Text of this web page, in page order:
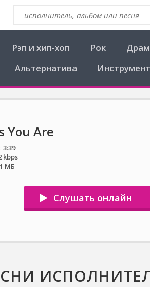
Рэп и хип-хоп Рок
Альтернатива
You Are
3:39
kbps
МБ
Слушать онлайн